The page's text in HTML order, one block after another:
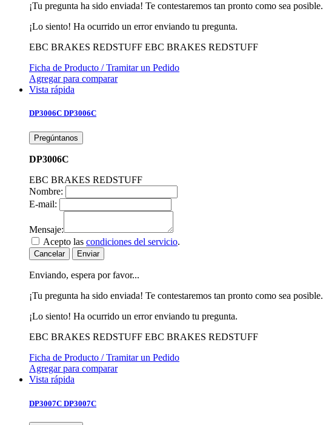
¡Tu pregunta ha sido enviada! Te contestaremos tan pronto como sea posible.
¡Lo siento! Ha ocurrido un error enviando tu pregunta.
EBC BRAKES REDSTUFF EBC BRAKES REDSTUFF
Ficha de Producto / Tramitar un Pedido
Agregar para comparar
Vista rápida
DP3006C DP3006C
Pregúntanos
DP3006C
EBC BRAKES REDSTUFF
Nombre:
E-mail:
Mensaje:
Acepto las condiciones del servicio.
Cancelar Enviar
Enviando, espera por favor...
¡Tu pregunta ha sido enviada! Te contestaremos tan pronto como sea posible.
¡Lo siento! Ha ocurrido un error enviando tu pregunta.
EBC BRAKES REDSTUFF EBC BRAKES REDSTUFF
Ficha de Producto / Tramitar un Pedido
Agregar para comparar
Vista rápida
DP3007C DP3007C